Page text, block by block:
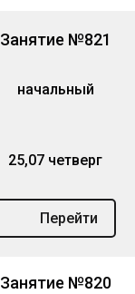
Занятие №821
начальный
25,07 четверг
Перейти
Занятие №820